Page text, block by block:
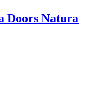
Doors Natura